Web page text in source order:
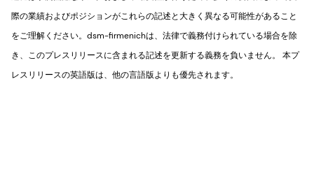
際の業績およびポジションがこれらの記述と大きく異なる可能性があること
をご理解ください。dsm-firmenichは、法律で義務付けられている場合を除
き、このプレスリリースに含まれる記述を更新する義務を負いません。 本プ
レスリリースの英語版は、他の言語版よりも優先されます。